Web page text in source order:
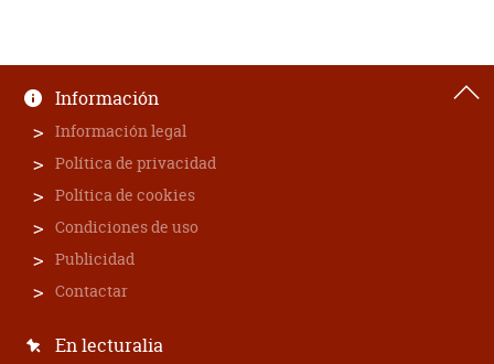
Información
Información legal
Política de privacidad
Política de cookies
Condiciones de uso
Publicidad
Contactar
En lecturalia